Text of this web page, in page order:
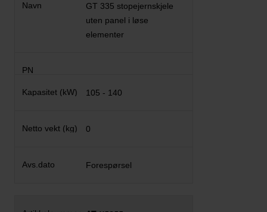
GT 335 stopejernskjele
uten panel i løse
elementer
105 - 140
0
Forespørsel